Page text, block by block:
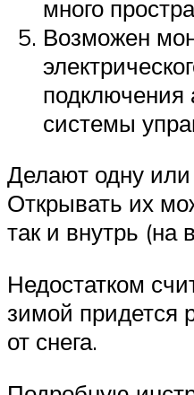
много
Возможен
подключения
системы
Делают одну или
Открывать их
так и внутрь (на
Недостатком
зимой придется
от снега.